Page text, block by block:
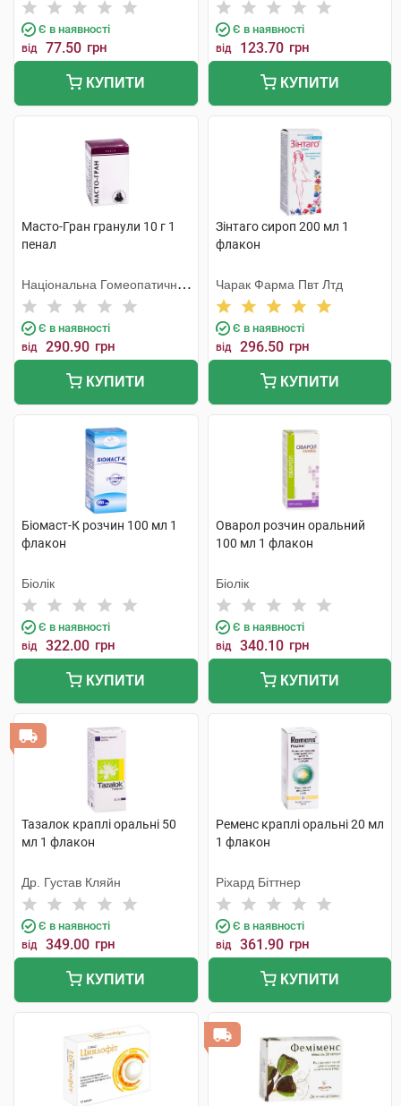
Є в наявності
від 77.50 грн
КУПИТИ
Є в наявності
від 123.70 грн
КУПИТИ
Масто-Гран гранули 10 г 1
пенал
Національна Гомеопатична
Спілка
Є в наявності
від 290.90 грн
КУПИТИ
Зінтаго сироп 200 мл 1
флакон
Чарак Фарма Пвт Лтд
Є в наявності
від 296.50 грн
КУПИТИ
Біомаст-К розчин 100 мл 1
флакон
Біолік
Є в наявності
від 322.00 грн
КУПИТИ
Оварол розчин оральний
100 мл 1 флакон
Біолік
Є в наявності
від 340.10 грн
КУПИТИ
Тазалок краплі оральні 50
мл 1 флакон
Др. Густав Кляйн
Є в наявності
від 349.00 грн
КУПИТИ
Ременс краплі оральні 20 мл
1 флакон
Ріхард Біттнер
Є в наявності
від 361.90 грн
КУПИТИ